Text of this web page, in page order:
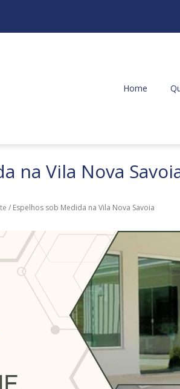
Home
na Vila Nova
/ Espelhos sob Medida na Vila Nova Savoia